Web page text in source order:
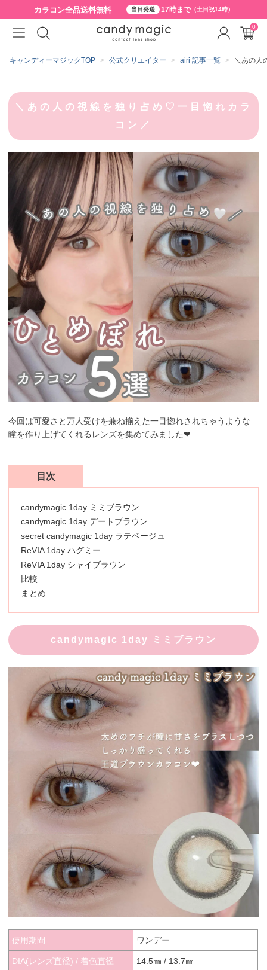
カラコン全品送料無料 当日発送 17時まで（土日祝14時）
キャンディーマジックTOP 公式クリエイター airi 記事一覧 ＼あの人
＼あの人の視線を独り占め♡一目惚れカラ
コン／
今回は可愛さと万人受けを兼ね揃えた一目惚れされちゃうような
瞳を作り上げてくれるレンズを集めてみました❤︎
目次
candymagic 1day ミミブラウン
candymagic 1day デートブラウン
secret candymagic 1day ラテベージュ
ReVIA 1day ハグミー
ReVIA 1day シャイブラウン
比較
まとめ
candymagic 1day ミミブラウン
使用期間 ワンデー
DIA(レンズ直径) / 着色直径 14.5㎜ / 13.7㎜
0